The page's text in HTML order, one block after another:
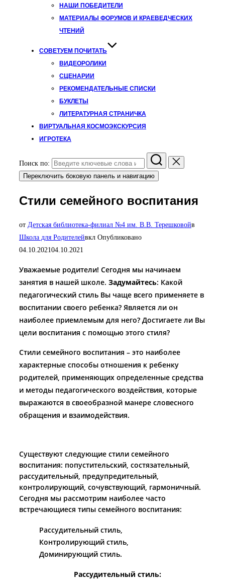
НАШИ ПОБЕДИТЕЛИ
МАТЕРИАЛЫ ФОРУМОВ И КРАЕВЕДЧЕСКИХ
ЧТЕНИЙ
СОВЕТУЕМ ПОЧИТАТЬ
ВИДЕОРОЛИКИ
СЦЕНАРИИ
РЕКОМЕНДАТЕЛЬНЫЕ СПИСКИ
БУКЛЕТЫ
ЛИТЕРАТУРНАЯ СТРАНИЧКА
ВИРТУАЛЬНАЯ КОСМОЭКСКУРСИЯ
ИГРОТЕКА
Поиск по:
Переключить боковую панель и навигацию
Стили семейного воспитания
от Детская библиотека-филиал №4 им. В.В. Терешковойв
Школа для Родителейвкл Опубликовано
04.10.202104.10.2021
Уважаемые родители! Сегодня мы начинаем
занятия в нашей школе. Задумайтесь: Какой
педагогический стиль Вы чаще всего применяете в
воспитании своего ребенка? Является ли он
наиболее приемлемым для него? Достигаете ли Вы
цели воспитания с помощью этого стиля?
Стили семейного воспитания – это наиболее
характерные способы отношения к ребенку
родителей, применяющих определенные средства
и методы педагогического воздействия, которые
выражаются в своеобразной манере словесного
обращения и взаимодействия.
Существуют следующие стили семейного
воспитания: попустительский, состязательный,
рассудительный, предупредительный,
контролирующий, сочувствующий, гармоничный.
Сегодня мы рассмотрим наиболее часто
встречающиеся типы семейного воспитания:
Рассудительный стиль,
Контролирующий стиль,
Доминирующий стиль.
Рассудительный стиль: